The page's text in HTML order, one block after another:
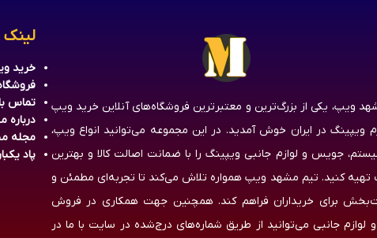
ویپ، یکی از بزرگ‌ترین و معتبرترین فروشگاه‌های آنلاین خرید ویپ
ویپینگ در ایران خوش آمدید. در این مجموعه می‌توانید انواع ویپ،
جویس و لوازم جانبی ویپینگ را با ضمانت اصالت کالا و بهترین
کنید. تیم مشهد ویپ همواره تلاش می‌کند تا تجربه‌ای مطمئن و
برای خریداران فراهم کند. همچنین جهت همکاری در فروش
لوازم جانبی می‌توانید از طریق شماره‌های درج‌شده در سایت با ما در
خرید
تماس
مجله
پاد